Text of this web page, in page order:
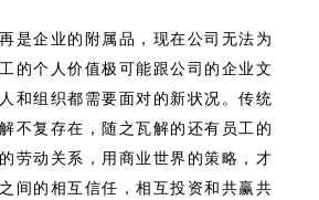
是企业的附属品，现在公司无法为
的个人价值极可能跟公司的企业文
和组织都需要面对的新状况。传统
不复存在，随之瓦解的还有员工的
劳动关系，用商业世界的策略，才
间的相互信任，相互投资和共赢共